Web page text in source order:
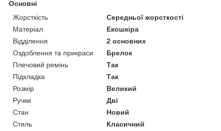
Основні
Жорсткість
Середньої жорсткості
Матеріал
Екошкіра
Відділення
2 основних
Оздоблення та прикраси
Брелок
Плечовий ремінь
Так
Підкладка
Так
Розмір
Великий
Ручки
Дві
Стан
Новий
Стиль
Класичний